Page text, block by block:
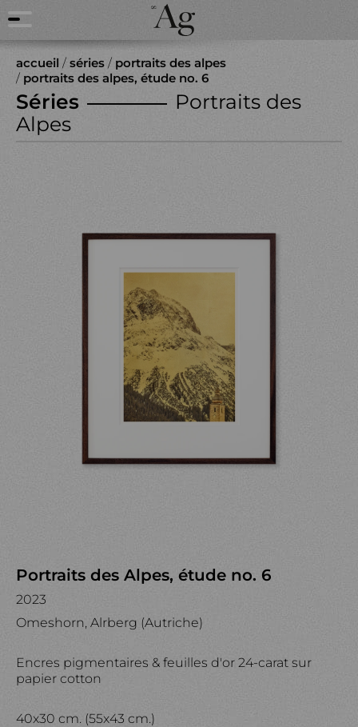
accueil / séries / portraits des alpes
/ portraits des alpes, étude no. 6
Séries
Portraits des
Alpes
Portraits des Alpes, étude no. 6
2023
Omeshorn, Alrberg (Autriche)
Encres pigmentaires & feuilles d'or 24-carat sur
papier cotton
40x30 cm. (55x43 cm.)